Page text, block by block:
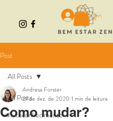
Login
Post
All Posts
Autoconhecimento
All Posts
Como mudar?
Andresa Forster
21 de dez. de 2020 1 min de leitura